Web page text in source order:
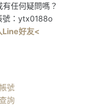
任何疑問嗎？
號：ytx0188o
Line好友<
號
詢